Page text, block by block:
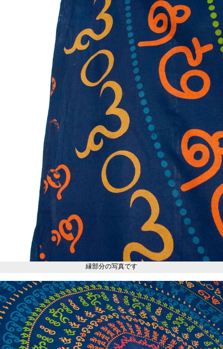
縁部分の写真です